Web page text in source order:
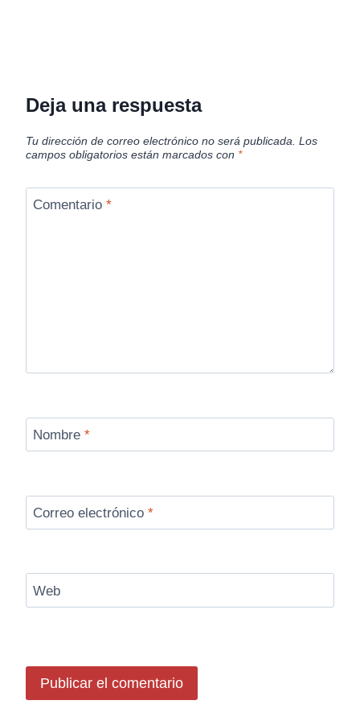
Deja una respuesta
Tu dirección de correo electrónico no será publicada. Los
campos obligatorios están marcados con *
Comentario *
Nombre *
Correo electrónico *
Web